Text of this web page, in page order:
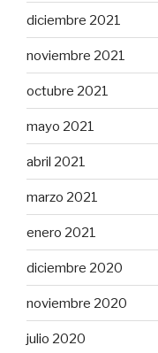
diciembre 2021
noviembre 2021
octubre 2021
mayo 2021
abril 2021
marzo 2021
enero 2021
diciembre 2020
noviembre 2020
julio 2020